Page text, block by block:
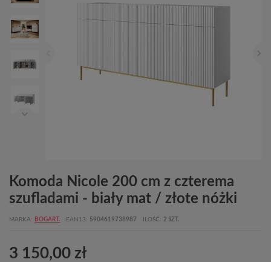
Komoda Nicole 200 cm z czterema
szufladami - biały mat / złote nóżki
MARKA BOGART. EAN13 5904619738987 ILOŚĆ 2 SZT.
3 150,00 zł